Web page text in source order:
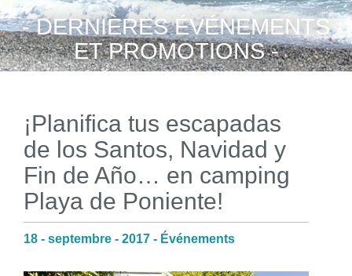
- DERNIÈRES ÉVÉNEMENTS
ET PROMOTIONS -
¡Planifica tus escapadas
de los Santos, Navidad y
Fin de Año… en camping
Playa de Poniente!
18 - septembre - 2017 - Événements